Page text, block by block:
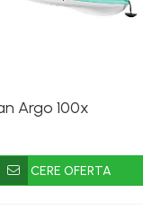
Argo 100x
CERE OFERTA